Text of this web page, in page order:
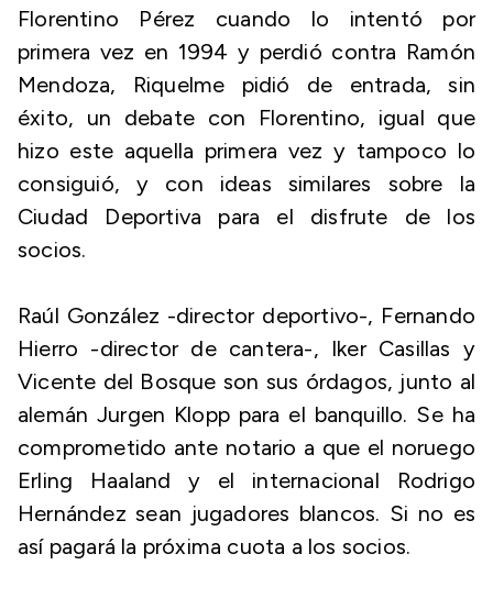
Florentino Pérez cuando lo intentó por
primera vez en 1994 y perdió contra Ramón
Mendoza, Riquelme pidió de entrada, sin
éxito, un debate con Florentino, igual que
hizo este aquella primera vez y tampoco lo
consiguió, y con ideas similares sobre la
Ciudad Deportiva para el disfrute de los
socios.
Raúl González -director deportivo-, Fernando
Hierro -director de cantera-, Iker Casillas y
Vicente del Bosque son sus órdagos, junto al
alemán Jurgen Klopp para el banquillo. Se ha
comprometido ante notario a que el noruego
Erling Haaland y el internacional Rodrigo
Hernández sean jugadores blancos. Si no es
así pagará la próxima cuota a los socios.